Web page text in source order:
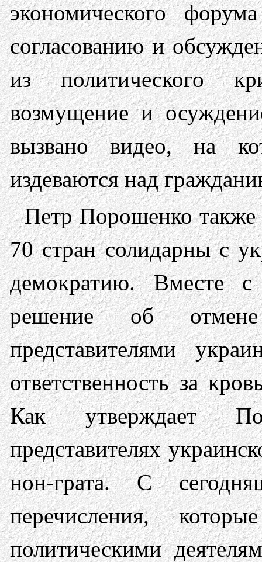
экономического
согласованию и
из политического
возмущение и
вызвано видео, на
издеваются над
Петр Порошенко также
70 стран солидарны с
демократию. Вместе
решение об
представителями
ответственность за
Как утверждает
представителях
нон-грата. С
перечисления,
политическими